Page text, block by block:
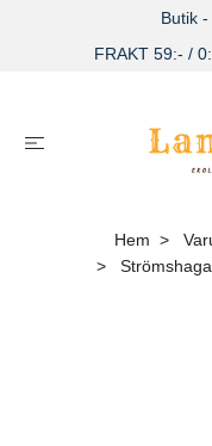
Butik
FRAKT 59:- /
Hem